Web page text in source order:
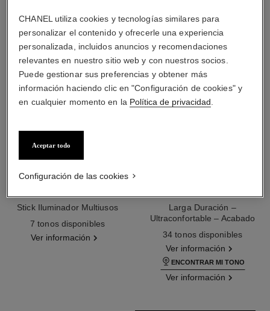
Stick Iluminador Multiusos
7 tonos disponibles
Ver información
Larga Duración –
Ultraconfortable – Acabado
34 tonos disponibles
Ver información
ENCONTRAR MI TONO
Ver información
CHANEL utiliza cookies y tecnologías similares para
personalizar el contenido y ofrecerle una experiencia
personalizada, incluidos anuncios y recomendaciones
relevantes en nuestro sitio web y con nuestros socios.
Puede gestionar sus preferencias y obtener más
información haciendo clic en "Configuración de cookies" y
en cualquier momento en la Política de privacidad
Aceptar todo
Configuración de las cookies